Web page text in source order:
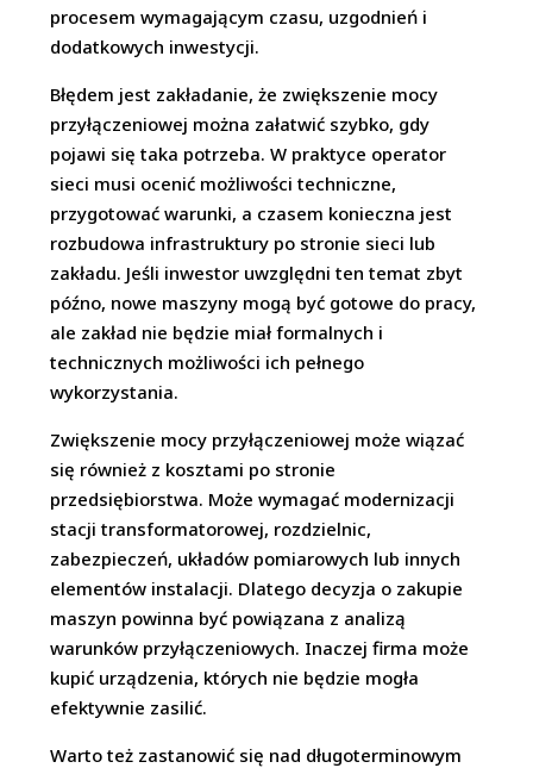
procesem wymagającym czasu, uzgodnień i
dodatkowych inwestycji.
Błędem jest zakładanie, że zwiększenie mocy
przyłączeniowej można załatwić szybko, gdy
pojawi się taka potrzeba. W praktyce operator
sieci musi ocenić możliwości techniczne,
przygotować warunki, a czasem konieczna jest
rozbudowa infrastruktury po stronie sieci lub
zakładu. Jeśli inwestor uwzględni ten temat zbyt
późno, nowe maszyny mogą być gotowe do pracy,
ale zakład nie będzie miał formalnych i
technicznych możliwości ich pełnego
wykorzystania.
Zwiększenie mocy przyłączeniowej może wiązać
się również z kosztami po stronie
przedsiębiorstwa. Może wymagać modernizacji
stacji transformatorowej, rozdzielnic,
zabezpieczeń, układów pomiarowych lub innych
elementów instalacji. Dlatego decyzja o zakupie
maszyn powinna być powiązana z analizą
warunków przyłączeniowych. Inaczej firma może
kupić urządzenia, których nie będzie mogła
efektywnie zasilić.
Warto też zastanowić się nad długoterminowym